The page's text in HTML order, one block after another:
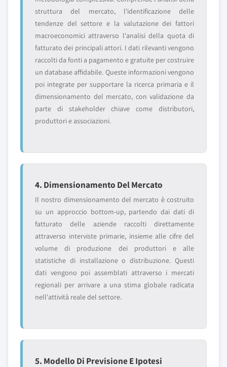
struttura del mercato, l'identificazione delle
tendenze del settore e la valutazione dei fattori
macroeconomici attraverso l'analisi della quota di
fatturato dei principali attori. I dati rilevanti vengono
raccolti da fonti a pagamento e gratuite per costruire
un database affidabile. Queste informazioni vengono
poi integrate per supportare la ricerca primaria e il
dimensionamento del mercato, con validazione da
parte di stakeholder chiave come distributori,
produttori e associazioni.
4. Dimensionamento Del Mercato
Il nostro dimensionamento del mercato è costruito
su un approccio bottom-up, partendo dai dati di
fatturato delle aziende raccolti direttamente
attraverso interviste primarie, insieme alle cifre del
volume di produzione dei produttori e alle
statistiche di installazione o distribuzione. Questi
dati vengono poi assemblati attraverso i mercati
regionali per arrivare a una stima globale radicata
nell'attività reale del settore.
5. Modello Di Previsione E Ipotesi